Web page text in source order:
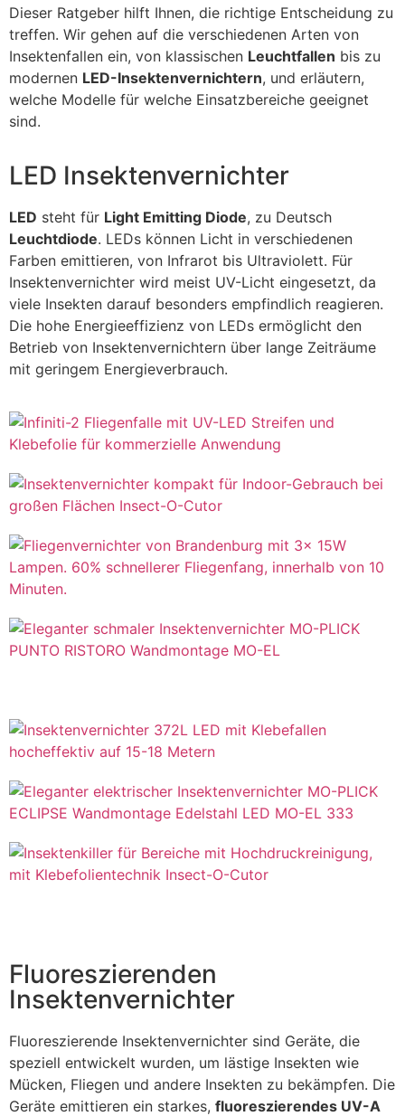
Dieser Ratgeber hilft Ihnen, die richtige Entscheidung zu
treffen. Wir gehen auf die verschiedenen Arten von
Insektenfallen ein, von klassischen Leuchtfallen bis zu
modernen LED-Insektenvernichtern, und erläutern,
welche Modelle für welche Einsatzbereiche geeignet
sind.
LED Insektenvernichter
LED steht für Light Emitting Diode, zu Deutsch
Leuchtdiode. LEDs können Licht in verschiedenen
Farben emittieren, von Infrarot bis Ultraviolett. Für
Insektenvernichter wird meist UV-Licht eingesetzt, da
viele Insekten darauf besonders empfindlich reagieren.
Die hohe Energieeffizienz von LEDs ermöglicht den
Betrieb von Insektenvernichtern über lange Zeiträume
mit geringem Energieverbrauch.
Fluoreszierenden
Insektenvernichter
Fluoreszierende Insektenvernichter sind Geräte, die
speziell entwickelt wurden, um lästige Insekten wie
Mücken, Fliegen und andere Insekten zu bekämpfen. Die
Geräte emittieren ein starkes, fluoreszierendes UV-A